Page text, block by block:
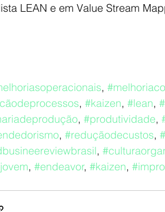
LEAN e em Value Stream
,
, #kaizen, #lean,
, #produtividade,
, #reduçãodecustos,
,
, #endeavor, #kaizen,